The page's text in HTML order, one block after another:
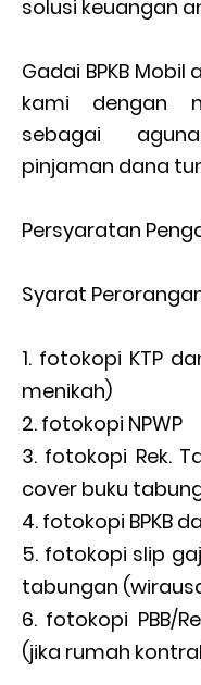
solusi keuangan
Gadai BPKB
kami dengan
sebagai
pinjaman dana
Persyaratan
Syarat
fotokopi KTP
menikah)
fotokopi NPWP
fotokopi Rek.
cover buku
fotokopi BPKB
fotokopi slip
tabungan
fotokopi PBB/
(jika rumah